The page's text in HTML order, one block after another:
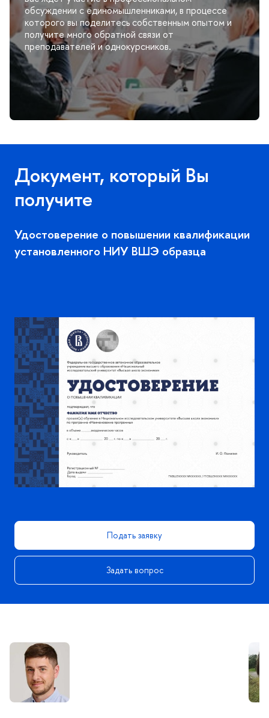
обсуждении с единомышленниками, в процессе
которого вы поделитесь собственным опытом и
получите много обратной связи от
преподавателей и однокурсников.
Документ, который Вы
получите
Удостоверение о повышении квалификации
установленного НИУ ВШЭ образца
Подать заявку
Задать вопрос